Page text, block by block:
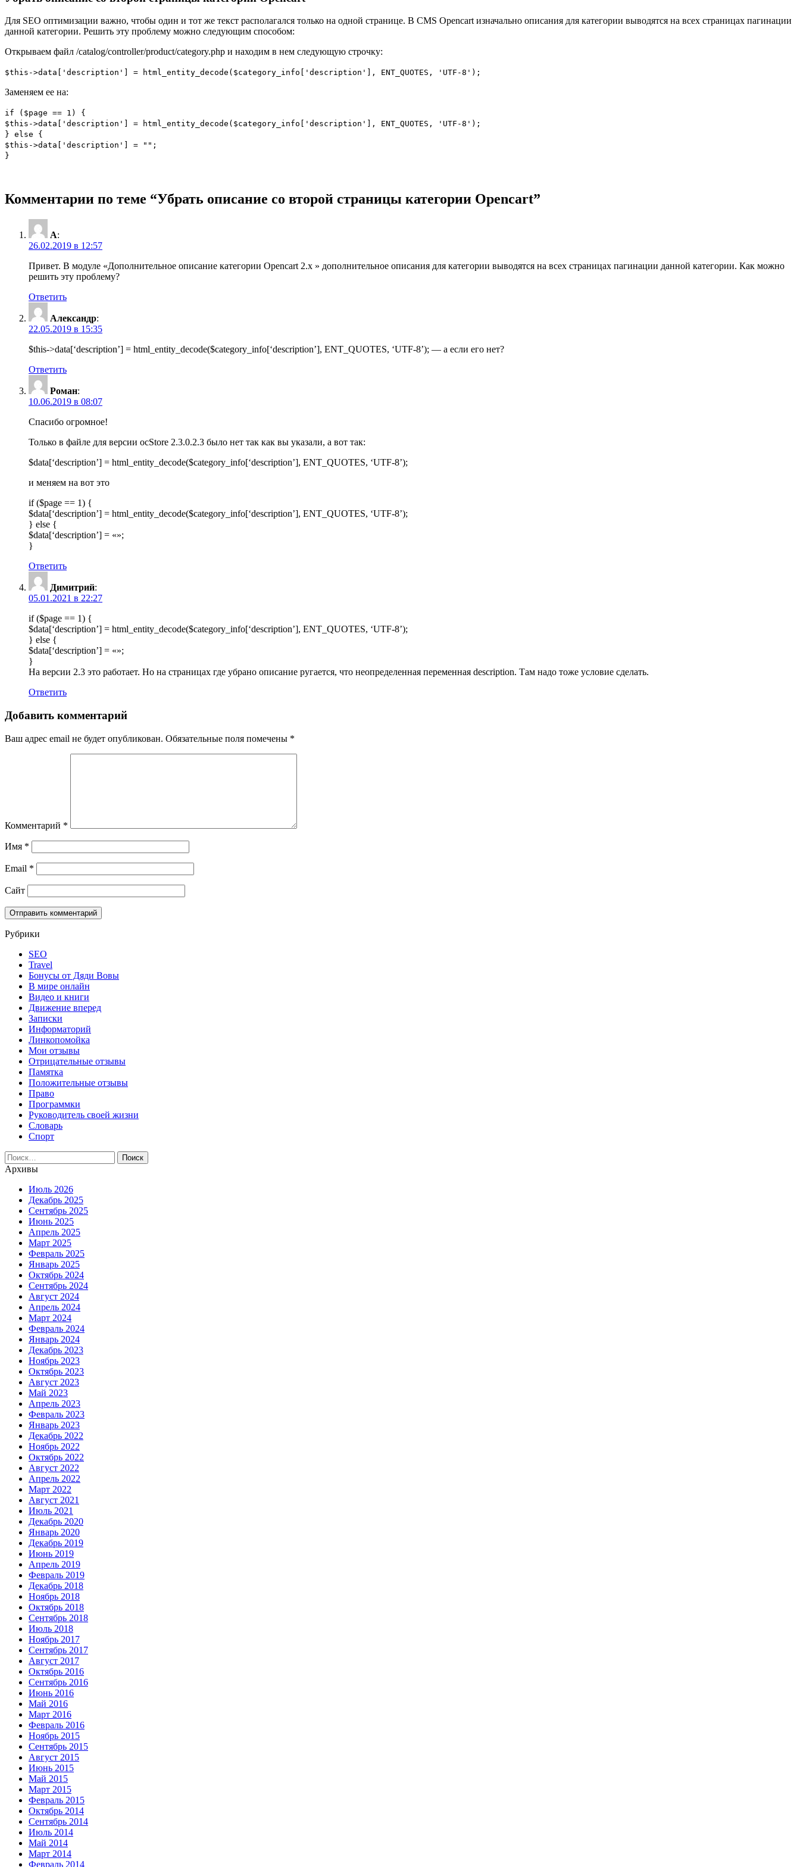
Для SEO оптимизации важно, чтобы один и тот же текст располагался только на одной странице. В CMS Opencart изначально описания для категории выводятся на всех страницах пагинации
данной категории. Решить эту проблему можно следующим способом:
Открываем файл /catalog/controller/product/category.php и находим в нем следующую строчку:
$this->data['description'] = html_entity_decode($category_info['description'], ENT_QUOTES, 'UTF-8');
Заменяем ее на:
if ($page == 1) {
$this->data['description'] = html_entity_decode($category_info['description'], ENT_QUOTES, 'UTF-8');
} else {
$this->data['description'] = "";
}
Комментарии по теме “Убрать описание со второй страницы категории Opencart”
A:
26.02.2019 в 12:57
Привет. В модуле «Дополнительное описание категории Opencart 2.x » дополнительное описания для категории выводятся на всех страницах пагинации данной категории. Как можно
решить эту проблему?
Ответить
Александр:
22.05.2019 в 15:35
$this->data[‘description’] = html_entity_decode($category_info[‘description’], ENT_QUOTES, ‘UTF-8’); — а если его нет?
Ответить
Роман:
10.06.2019 в 08:07
Спасибо огромное!
Только в файле для версии ocStore 2.3.0.2.3 было нет так как вы указали, а вот так:
$data[‘description’] = html_entity_decode($category_info[‘description’], ENT_QUOTES, ‘UTF-8’);
и меняем на вот это
if ($page == 1) {
$data[‘description’] = html_entity_decode($category_info[‘description’], ENT_QUOTES, ‘UTF-8’);
} else {
$data[‘description’] = «»;
}
Ответить
Димитрий:
05.01.2021 в 22:27
if ($page == 1) {
$data[‘description’] = html_entity_decode($category_info[‘description’], ENT_QUOTES, ‘UTF-8’);
} else {
$data[‘description’] = «»;
}
На версии 2.3 это работает. Но на страницах где убрано описание ругается, что неопределенная переменная description. Там надо тоже условие сделать.
Ответить
Добавить комментарий
Ваш адрес email не будет опубликован. Обязательные поля помечены *
Комментарий *
Имя *
Email *
Сайт
Рубрики
SEO
Travel
Бонусы от Дяди Вовы
В мире онлайн
Видео и книги
Движение вперед
Записки
Информаторий
Линкопомойка
Мои отзывы
Отрицательные отзывы
Памятка
Положительные отзывы
Право
Программки
Руководитель своей жизни
Словарь
Спорт
Найти:
Архивы
Июль 2026
Декабрь 2025
Сентябрь 2025
Июнь 2025
Апрель 2025
Март 2025
Февраль 2025
Январь 2025
Октябрь 2024
Сентябрь 2024
Август 2024
Апрель 2024
Март 2024
Февраль 2024
Январь 2024
Декабрь 2023
Ноябрь 2023
Октябрь 2023
Август 2023
Май 2023
Апрель 2023
Февраль 2023
Январь 2023
Декабрь 2022
Ноябрь 2022
Октябрь 2022
Август 2022
Апрель 2022
Март 2022
Август 2021
Июль 2021
Декабрь 2020
Январь 2020
Декабрь 2019
Июнь 2019
Апрель 2019
Февраль 2019
Декабрь 2018
Ноябрь 2018
Октябрь 2018
Сентябрь 2018
Июль 2018
Ноябрь 2017
Сентябрь 2017
Август 2017
Октябрь 2016
Сентябрь 2016
Июнь 2016
Май 2016
Март 2016
Февраль 2016
Ноябрь 2015
Сентябрь 2015
Август 2015
Июнь 2015
Май 2015
Март 2015
Февраль 2015
Октябрь 2014
Сентябрь 2014
Июль 2014
Май 2014
Март 2014
Февраль 2014